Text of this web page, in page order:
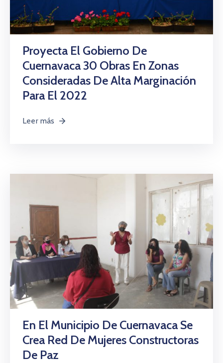
Proyecta El Gobierno De
Cuernavaca 30 Obras En Zonas
Consideradas De Alta Marginación
Para El 2022
Leer más
En El Municipio De Cuernavaca Se
Crea Red De Mujeres Constructoras
De Paz